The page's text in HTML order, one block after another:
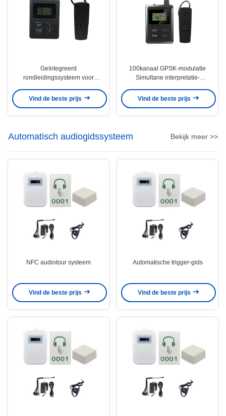
Geïntegreerd
rondleidingssysteem voor
Bluetooth-ontwerp
Vind de beste prijs
100kanaal GPSK-modulatie
Simultane interpretatie-
Vind de beste prijs
Automatisch audiogidssysteem Bekijk meer >>
NFC audiotour systeem
Vind de beste prijs
Automatische trigger-gids
Vind de beste prijs